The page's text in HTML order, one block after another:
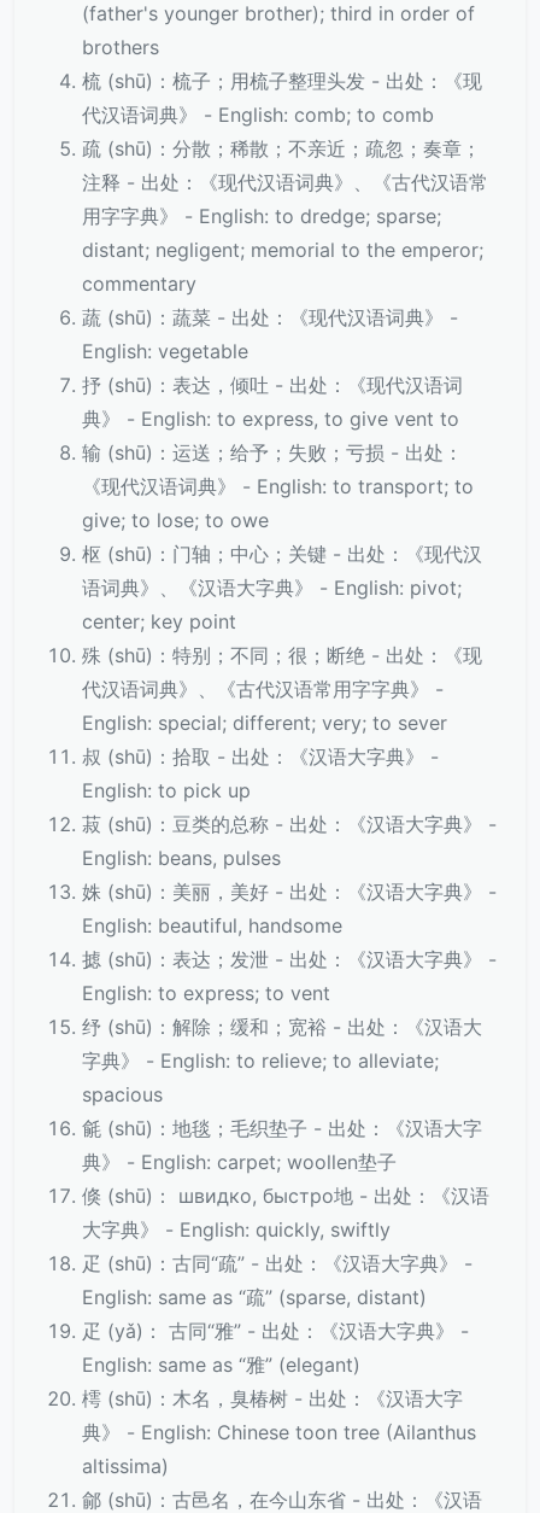
(father's younger brother); third in order of
brothers
梳 (shū)：梳子；用梳子整理头发 - 出处：《现
代汉语词典》 - English: comb; to comb
疏 (shū)：分散；稀散；不亲近；疏忽；奏章；
注释 - 出处：《现代汉语词典》、《古代汉语常
用字字典》 - English: to dredge; sparse;
distant; negligent; memorial to the emperor;
commentary
蔬 (shū)：蔬菜 - 出处：《现代汉语词典》 -
English: vegetable
抒 (shū)：表达，倾吐 - 出处：《现代汉语词
典》 - English: to express, to give vent to
输 (shū)：运送；给予；失败；亏损 - 出处：
《现代汉语词典》 - English: to transport; to
give; to lose; to owe
枢 (shū)：门轴；中心；关键 - 出处：《现代汉
语词典》、《汉语大字典》 - English: pivot;
center; key point
殊 (shū)：特别；不同；很；断绝 - 出处：《现
代汉语词典》、《古代汉语常用字字典》 -
English: special; different; very; to sever
叔 (shū)：拾取 - 出处：《汉语大字典》 -
English: to pick up
菽 (shū)：豆类的总称 - 出处：《汉语大字典》 -
English: beans, pulses
姝 (shū)：美丽，美好 - 出处：《汉语大字典》 -
English: beautiful, handsome
摅 (shū)：表达；发泄 - 出处：《汉语大字典》 -
English: to express; to vent
纾 (shū)：解除；缓和；宽裕 - 出处：《汉语大
字典》 - English: to relieve; to alleviate;
spacious
毹 (shū)：地毯；毛织垫子 - 出处：《汉语大字
典》 - English: carpet; woollen垫子
倏 (shū)： швидко, быстро地 - 出处：《汉语
大字典》 - English: quickly, swiftly
疋 (shū)：古同“疏” - 出处：《汉语大字典》 -
English: same as “疏” (sparse, distant)
疋 (yǎ)： 古同“雅” - 出处：《汉语大字典》 -
English: same as “雅” (elegant)
樗 (shū)：木名，臭椿树 - 出处：《汉语大字
典》 - English: Chinese toon tree (Ailanthus
altissima)
鄃 (shū)：古邑名，在今山东省 - 出处：《汉语